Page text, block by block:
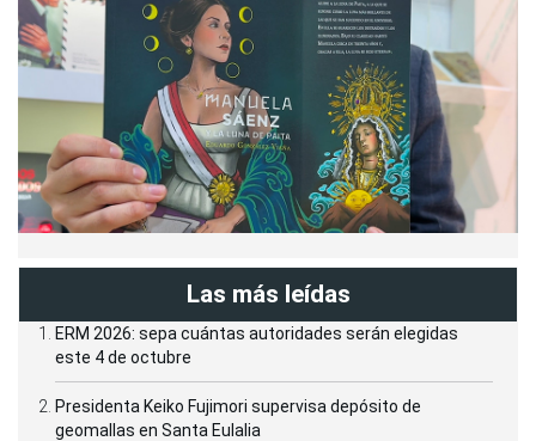
Las más leídas
ERM 2026: sepa cuántas autoridades serán elegidas
este 4 de octubre
Presidenta Keiko Fujimori supervisa depósito de
geomallas en Santa Eulalia